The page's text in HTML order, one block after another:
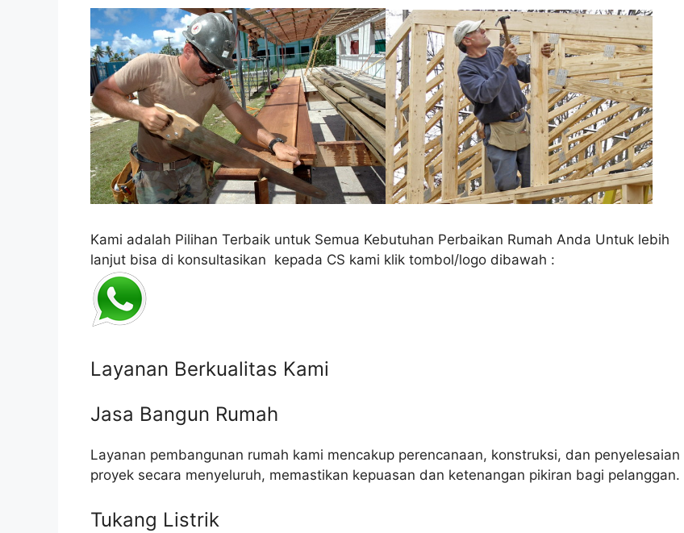
Kami adalah Pilihan Terbaik untuk Semua Kebutuhan Perbaikan Rumah Anda Untuk lebih
lanjut bisa di konsultasikan kepada CS kami klik tombol/logo dibawah :
Layanan Berkualitas Kami
Jasa Bangun Rumah
Layanan pembangunan rumah kami mencakup perencanaan, konstruksi, dan penyelesaian
proyek secara menyeluruh, memastikan kepuasan dan ketenangan pikiran bagi pelanggan.
Tukang Listrik